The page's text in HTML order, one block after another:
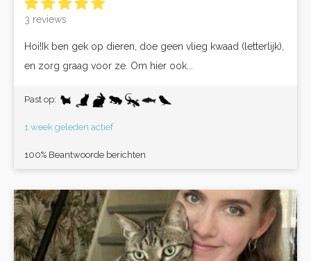
3 reviews
Hoi!Ik ben gek op dieren, doe geen vlieg kwaad (letterlijk),
en zorg graag voor ze. Om hier ook...
Past op:
1 week geleden actief
100% Beantwoorde berichten